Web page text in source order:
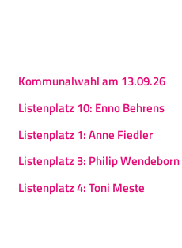
Kommunalwahl am 13.09.26
Listenplatz 10: Enno Behrens
Listenplatz 1: Anne Fiedler
Listenplatz 3: Philip Wendeborn
Listenplatz 4: Toni Meste